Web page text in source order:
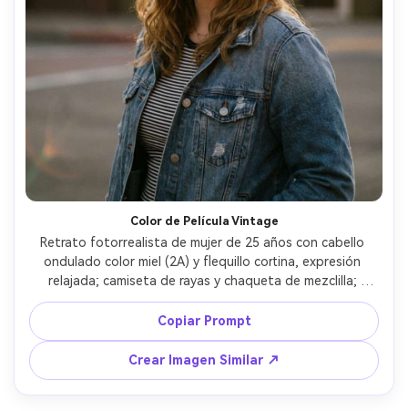
Color de Película Vintage
Retrato fotorrealista de mujer de 25 años con cabello
ondulado color miel (2A) y flequillo cortina, expresión
relajada; camiseta de rayas y chaqueta de mezclilla;
esquina de calle por la tarde con tiendas atenuadas; sol
suave con ligera neblina, destello delicado; Canon EOS R6,
50mm f/1.4, poca profundidad; encuadre cintura arriba,
ángulo espontáneo; ambiente: nostálgico; grano realista,
paleta de color de película, sombras naturales, alta
resolución, mechones nítidos --ar 4:5
Copiar Prompt
Crear Imagen Similar ↗